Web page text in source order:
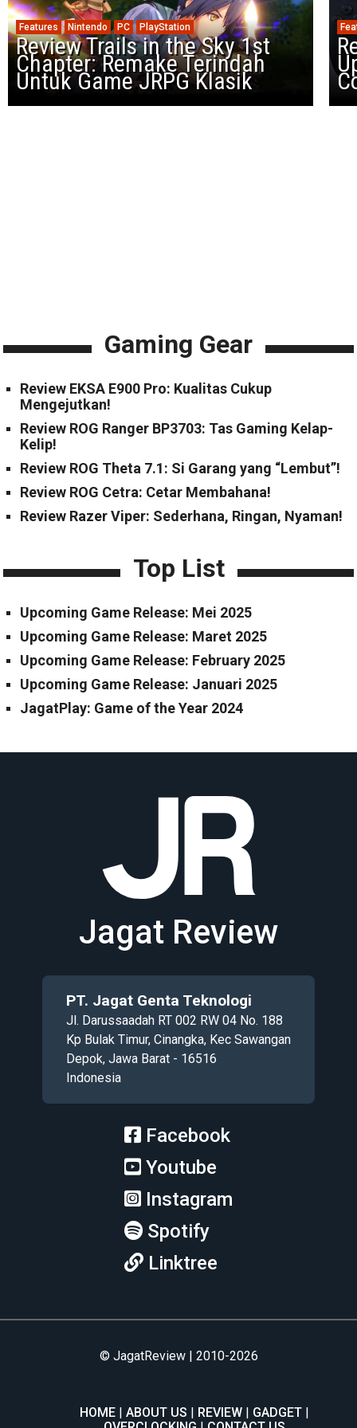
Features Nintendo PC PlayStation
Review Trails in the Sky 1st
Chapter: Remake Terindah
Untuk Game JRPG Klasik
Gaming Gear
Review EKSA E900 Pro: Kualitas Cukup
Mengejutkan!
Review ROG Ranger BP3703: Tas Gaming Kelap-
Kelip!
Review ROG Theta 7.1: Si Garang yang “Lembut”!
Review ROG Cetra: Cetar Membahana!
Review Razer Viper: Sederhana, Ringan, Nyaman!
Top List
Upcoming Game Release: Mei 2025
Upcoming Game Release: Maret 2025
Upcoming Game Release: February 2025
Upcoming Game Release: Januari 2025
JagatPlay: Game of the Year 2024
Jagat Review
PT. Jagat Genta Teknologi
Jl. Darussaadah RT 002 RW 04 No. 188
Kp Bulak Timur, Cinangka, Kec Sawangan
Depok, Jawa Barat - 16516
Indonesia
Facebook
Youtube
Instagram
Spotify
Linktree
© JagatReview | 2010-2026
HOME ABOUT US REVIEW
GADGET